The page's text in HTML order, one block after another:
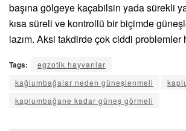
başına gölgeye kaçabilsin yada sürekli
kısa süreli ve kontrollü bir biçimde
lazım. Aksi takdirde çok ciddi problemler
Tags:
egzotik hayvanlar
kağlumbağalar neden güneşlenmeli
kaplumbağane kadar güneş görmeli